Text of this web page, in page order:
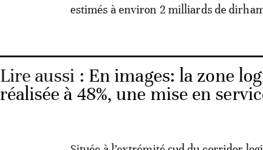
estimés à environ 2 milliards de
Lire aussi : En images: la zone
réalisée à 48%, une mise en